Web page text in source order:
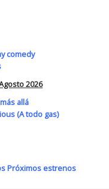
comedy
2026
allá
(A todo gas)
Próximos estrenos